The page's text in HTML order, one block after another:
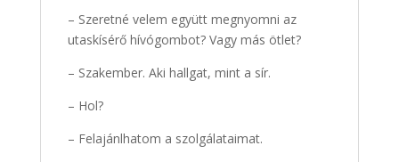
– Szeretné velem együtt megnyomni az
utaskísérő hívógombot? Vagy más ötlet?
– Szakember. Aki hallgat, mint a sír.
– Hol?
– Felajánlhatom a szolgálataimat.